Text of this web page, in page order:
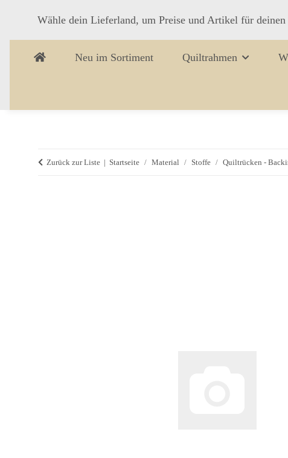
Wähle dein Lieferland, um Preise und Artikel für deinen
Neu im Sortiment Quiltrahmen
Zurück zur Liste Startseite Material Stoffe Quiltrücken -